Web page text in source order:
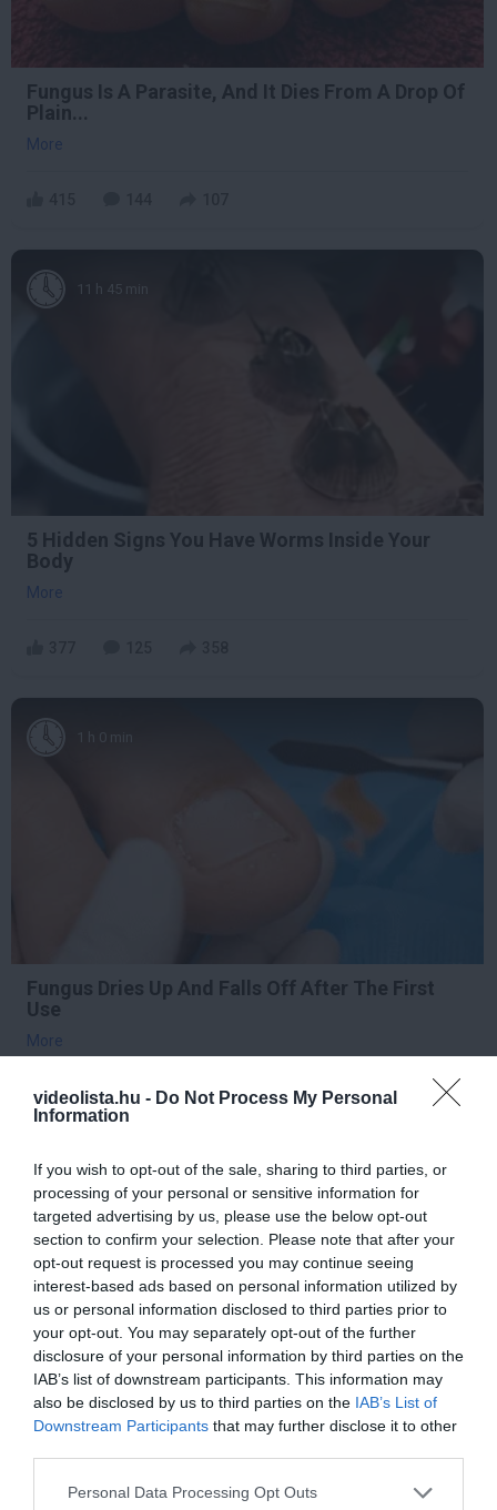
videolista.hu - Do Not Process My Personal
Information
If you wish to opt-out of the sale, sharing to third parties, or
processing of your personal or sensitive information for
targeted advertising by us, please use the below opt-out
section to confirm your selection. Please note that after your
opt-out request is processed you may continue seeing
interest-based ads based on personal information utilized by
us or personal information disclosed to third parties prior to
your opt-out. You may separately opt-out of the further
disclosure of your personal information by third parties on the
IAB’s list of downstream participants. This information may
also be disclosed by us to third parties on the IAB’s List of
Downstream Participants that may further disclose it to other
Please note that this website/app uses one or more Google
Personal Data Processing Opt Outs
Fungus Is A Parasite, And It Dies From A Drop Of
Plain...
More
11 h 45 min
5 Hidden Signs You Have Worms Inside Your
Body
More
1 h 0 min
Fungus Dries Up And Falls Off After The First
Use
More
155 58 183
1 h 18 min
Stop Eating These 3 Foods That Are Known to
Cause Parasites